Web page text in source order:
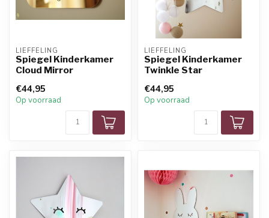
LIEFFELING
Spiegel Kinderkamer
Cloud Mirror
€44,95
Op voorraad
LIEFFELING
Spiegel Kinderkamer
Twinkle Star
€44,95
Op voorraad